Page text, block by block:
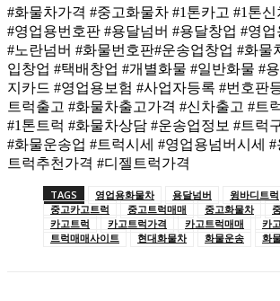
#화물차가격 #중고화물차 #1톤카고 #1톤
#영업용번호판 #용달넘버 #용달창업 #영
#노란넘버 #화물번호판#운송업창업 #화물
입창업 #택배창업 #개별화물 #일반화물 #
지카드 #영업용보험 #사업자등록 #번호판
트럭출고 #화물차출고가격 #신차출고 #트
#1톤트럭 #화물차상담 #운송업정보 #트럭
#화물운송업 #트럭시세 #영업용넘버시세
트럭추천가격 #디젤트럭가격
TAGS 영업용화물차 용달넘버 윙바디트럭
중고카고트럭
중고트럭매매 중고화물차
카고트럭
카고트럭가격 카고트럭매매 카
트럭매매사이트
현대화물차 화물운송 화